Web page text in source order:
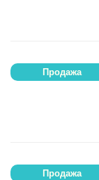
Продажа
Продажа